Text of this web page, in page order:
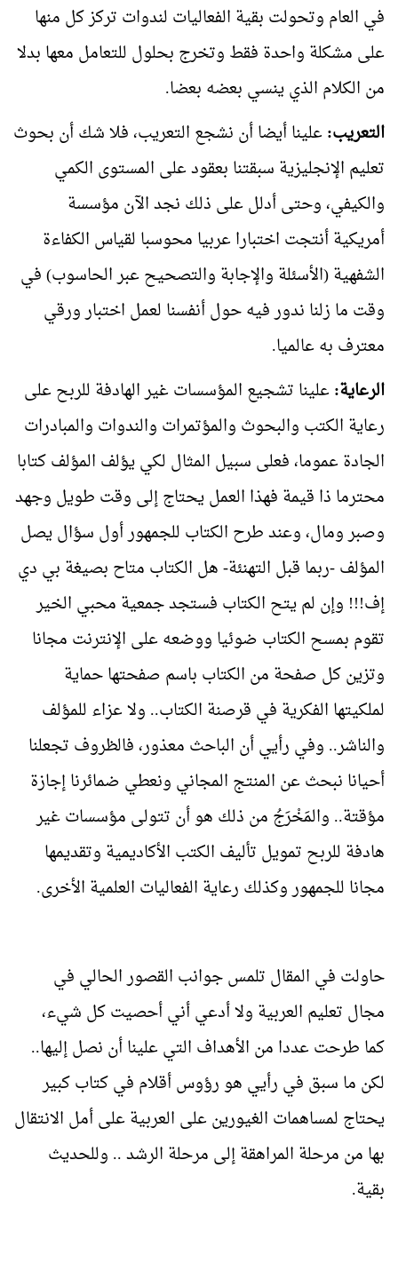
في العام وتحولت بقية الفعاليات لندوات تركز كل منها
على مشكلة واحدة فقط وتخرج بحلول للتعامل معها بدلا
من الكلام الذي ينسي بعضه بعضا.
التعريب: علينا أيضا أن نشجع التعريب، فلا شك أن بحوث
تعليم الإنجليزية سبقتنا بعقود على المستوى الكمي
والكيفي، وحتى أدلل على ذلك نجد الآن مؤسسة
أمريكية أنتجت اختبارا عربيا محوسبا لقياس الكفاءة
الشفهية (الأسئلة والإجابة والتصحيح عبر الحاسوب) في
وقت ما زلنا ندور فيه حول أنفسنا لعمل اختبار ورقي
معترف به عالميا.
الرعاية: علينا تشجيع المؤسسات غير الهادفة للربح على
رعاية الكتب والبحوث والمؤتمرات والندوات والمبادرات
الجادة عموما، فعلى سبيل المثال لكي يؤلف المؤلف كتابا
محترما ذا قيمة فهذا العمل يحتاج إلى وقت طويل وجهد
وصبر ومال، وعند طرح الكتاب للجمهور أول سؤال يصل
المؤلف -ربما قبل التهنئة- هل الكتاب متاح بصيغة بي دي
إف!!! وإن لم يتح الكتاب فستجد جمعية محبي الخير
تقوم بمسح الكتاب ضوئيا ووضعه على الإنترنت مجانا
وتزين كل صفحة من الكتاب باسم صفحتها حماية
لملكيتها الفكرية في قرصنة الكتاب.. ولا عزاء للمؤلف
والناشر.. وفي رأيي أن الباحث معذور، فالظروف تجعلنا
أحيانا نبحث عن المنتج المجاني ونعطي ضمائرنا إجازة
مؤقتة.. والمَخْرَجُ من ذلك هو أن تتولى مؤسسات غير
هادفة للربح تمويل تأليف الكتب الأكاديمية وتقديمها
مجانا للجمهور وكذلك رعاية الفعاليات العلمية الأخرى.
حاولت في المقال تلمس جوانب القصور الحالي في
مجال تعليم العربية ولا أدعي أني أحصيت كل شيء،
كما طرحت عددا من الأهداف التي علينا أن نصل إليها..
لكن ما سبق في رأيي هو رؤوس أقلام في كتاب كبير
يحتاج لمساهمات الغيورين على العربية على أمل الانتقال
بها من مرحلة المراهقة إلى مرحلة الرشد .. وللحديث
بقية.